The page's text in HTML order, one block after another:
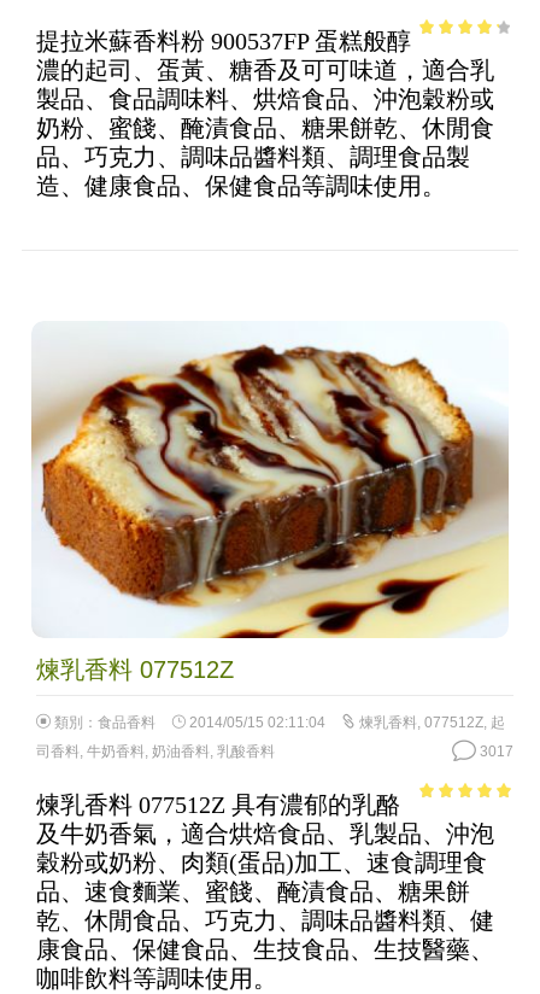
of 5
提拉米蘇香料粉 900537FP 蛋糕般醇
濃的起司、蛋黃、糖香及可可味道，適合乳
製品、食品調味料、烘焙食品、沖泡穀粉或
奶粉、蜜餞、醃漬食品、糖果餅乾、休閒食
品、巧克力、調味品醬料類、調理食品製
造、健康食品、保健食品等調味使用。
煉乳香料 077512Z
類別： 食品香料 2014/05/15 02:11:04 煉乳香料, 077512Z, 起
司香料, 牛奶香料, 奶油香料, 乳酸香料 3017
5
煉乳香料 077512Z 具有濃郁的乳酪
及牛奶香氣，適合烘焙食品、乳製品、沖泡
穀粉或奶粉、肉類(蛋品)加工、速食調理食
品、速食麵業、蜜餞、醃漬食品、糖果餅
乾、休閒食品、巧克力、調味品醬料類、健
康食品、保健食品、生技食品、生技醫藥、
咖啡飲料等調味使用。